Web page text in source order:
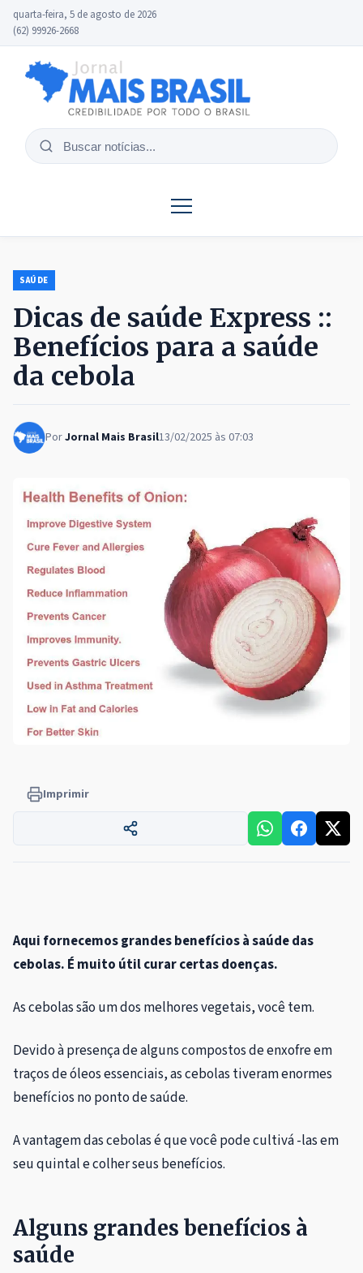
quarta-feira, 5 de agosto de 2026
(62) 99926-2668
Buscar
SAÚDE
Dicas de saúde Express ::
Benefícios para a saúde
da cebola
PorJornal Mais Brasil13/02/2025 às 07:03
Imprimir
Aqui fornecemos grandes benefícios à saúde das
cebolas. É muito útil curar certas doenças.
As cebolas são um dos melhores vegetais, você tem.
Devido à presença de alguns compostos de enxofre em
traços de óleos essenciais, as cebolas tiveram enormes
benefícios no ponto de saúde.
A vantagem das cebolas é que você pode cultivá -las em
seu quintal e colher seus benefícios.
Alguns grandes benefícios à
saúde